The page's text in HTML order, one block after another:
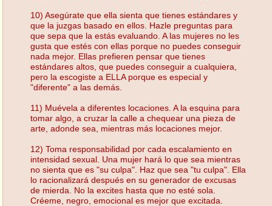
10) Asegúrate que ella sienta que tienes estándares y
que la juzgas basado en ellos. Hazle preguntas para
que sepa que la estás evaluando. A las mujeres no les
gusta que estés con ellas porque no puedes conseguir
nada mejor. Ellas prefieren pensar que tienes
estándares altos, que puedes conseguir a cualquiera,
pero la escogiste a ELLA porque es especial y
"diferente" a las demás.
11) Muévela a diferentes locaciones. A la esquina para
tomar algo, a cruzar la calle a chequear una pieza de
arte, adonde sea, mientras más locaciones mejor.
12) Toma responsabilidad por cada escalamiento en
intensidad sexual. Una mujer hará lo que sea mientras
no sienta que es "su culpa". Haz que sea "tu culpa". Ella
lo racionalizará después en su generador de excusas
de mierda. No la excites hasta que no esté sola.
Créeme, negro, emocional es mejor que excitada.